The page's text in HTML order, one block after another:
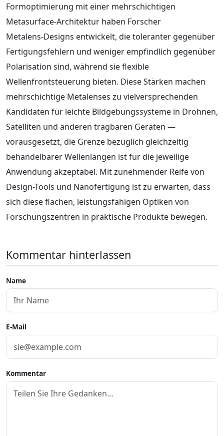
Formoptimierung mit einer mehrschichtigen
Metasurface-Architektur haben Forscher
Metalens‑Designs entwickelt, die toleranter gegenüber
Fertigungsfehlern und weniger empfindlich gegenüber
Polarisation sind, während sie flexible
Wellenfrontsteuerung bieten. Diese Stärken machen
mehrschichtige Metalenses zu vielversprechenden
Kandidaten für leichte Bildgebungssysteme in Drohnen,
Satelliten und anderen tragbaren Geräten —
vorausgesetzt, die Grenze bezüglich gleichzeitig
behandelbarer Wellenlängen ist für die jeweilige
Anwendung akzeptabel. Mit zunehmender Reife von
Design-Tools und Nanofertigung ist zu erwarten, dass
sich diese flachen, leistungsfähigen Optiken von
Forschungszentren in praktische Produkte bewegen.
Kommentar hinterlassen
Name
E-Mail
Kommentar